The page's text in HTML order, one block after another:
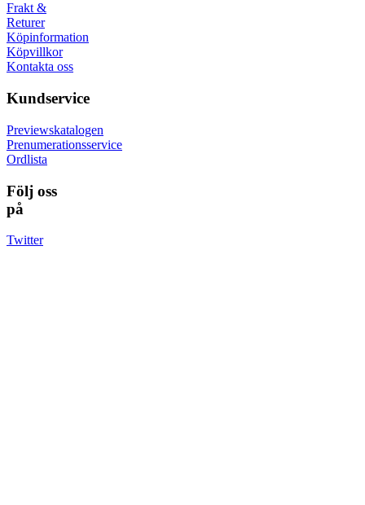
Frakt &
Returer
Köpinformation
Köpvillkor
Kontakta oss
Kundservice
Previewskatalogen
Prenumerationsservice
Ordlista
Följ oss
på
Twitter